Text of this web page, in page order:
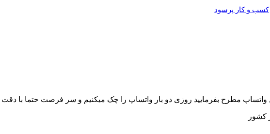
کسب و کار پرسود
واتساپ مطرح بفرمایید روزی دو بار واتساپ را چک میکنیم و سر فرصت حتما با دقت
کشور